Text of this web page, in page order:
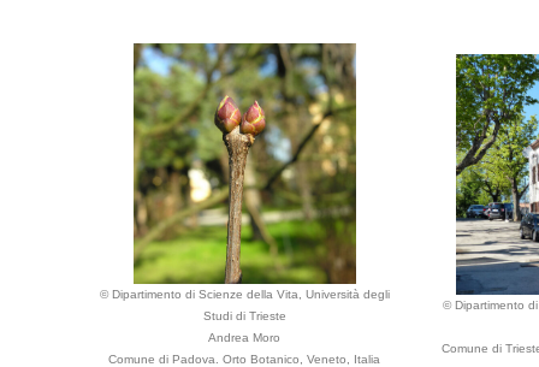
© Dipartimento di Scienze della Vita, Università degli
Studi di Trieste
Andrea Moro
Comune di Padova. Orto Botanico, Veneto, Italia
© Dipartimento
Comune di